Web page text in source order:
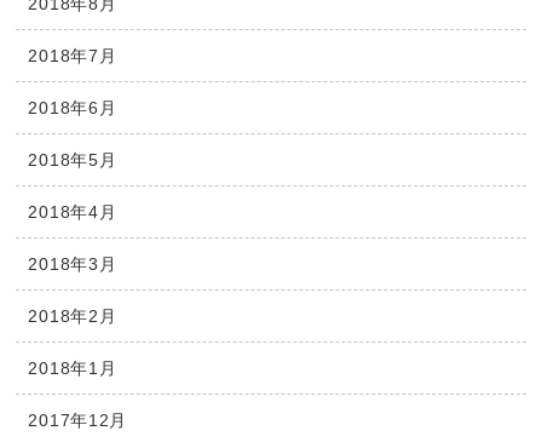
2018年8月
2018年7月
2018年6月
2018年5月
2018年4月
2018年3月
2018年2月
2018年1月
2017年12月